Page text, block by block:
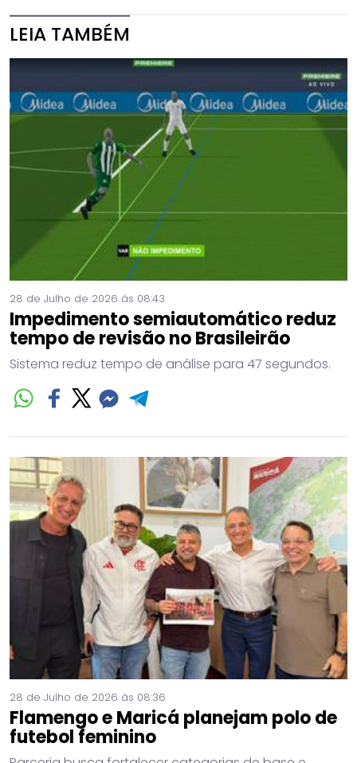
LEIA TAMBÉM
28 de Julho de 2026 às 08:43
Impedimento semiautomático reduz
tempo de revisão no Brasileirão
Sistema reduz tempo de análise para 47 segundos.
28 de Julho de 2026 às 08:36
Flamengo e Maricá planejam polo de
futebol feminino